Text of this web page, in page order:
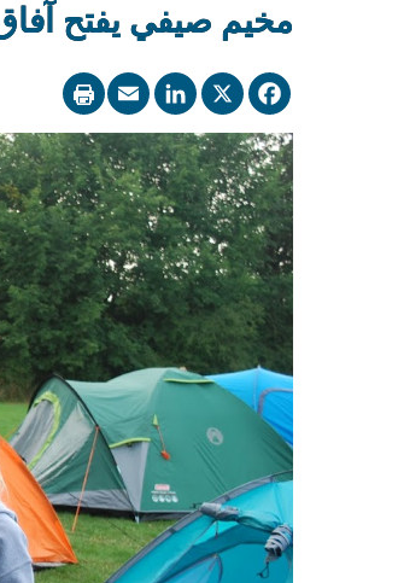
مخيم صيفي يفتح آفاق
Facebook
X
LinkedIn
Email